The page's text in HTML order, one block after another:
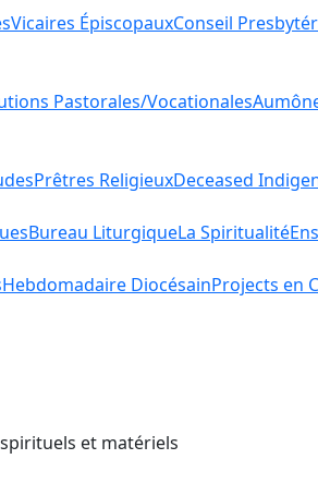
Vicaires ÉpiscopauxConseil
Pastorales/Vocationales
Prêtres ReligieuxDeceased
Bureau LiturgiqueLa Spiritualité
Hebdomadaire DiocésainProjects en
et matériels